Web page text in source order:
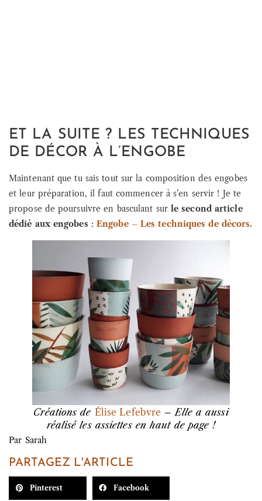
ET LA SUITE ? LES TECHNIQUES
DE DÉCOR À L’ENGOBE
Maintenant que tu sais tout sur la composition des engobes
et leur préparation, il faut commencer à s’en servir ! Je te
propose de poursuivre en basculant sur le second article
dédié aux engobes :Engobe – Les techniques de décors.
Créations de Élise Lefebvre – Elle a aussi
réalisé les assiettes en haut de page !
Par Sarah
PARTAGEZ L'ARTICLE
Pinterest Facebook